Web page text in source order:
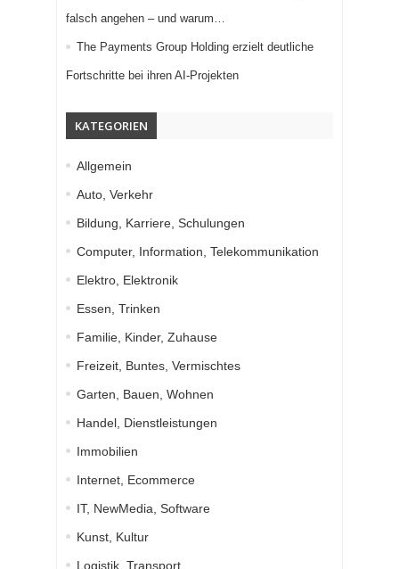
falsch angehen – und warum…
The Payments Group Holding erzielt deutliche
Fortschritte bei ihren AI-Projekten
KATEGORIEN
Allgemein
Auto, Verkehr
Bildung, Karriere, Schulungen
Computer, Information, Telekommunikation
Elektro, Elektronik
Essen, Trinken
Familie, Kinder, Zuhause
Freizeit, Buntes, Vermischtes
Garten, Bauen, Wohnen
Handel, Dienstleistungen
Immobilien
Internet, Ecommerce
IT, NewMedia, Software
Kunst, Kultur
Logistik, Transport